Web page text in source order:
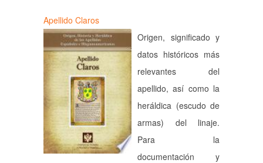
Apellido Claros
Origen, significado y
datos históricos más
relevantes del
apellido, así como la
heráldica (escudo de
armas) del linaje.
Para la
documentación y